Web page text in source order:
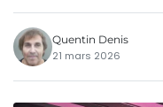
Quentin Denis
21 mars 2026